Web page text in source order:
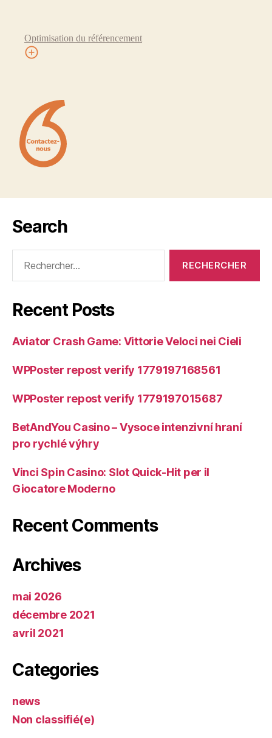
Optimisation du référencement
Search
Recent Posts
Aviator Crash Game: Vittorie Veloci nei Cieli
WPPoster repost verify 1779197168561
WPPoster repost verify 1779197015687
BetAndYou Casino – Vysoce intenzivní hraní
pro rychlé výhry
Vinci Spin Casino: Slot Quick‑Hit per il
Giocatore Moderno
Recent Comments
Archives
mai 2026
décembre 2021
avril 2021
Categories
news
Non classifié(e)